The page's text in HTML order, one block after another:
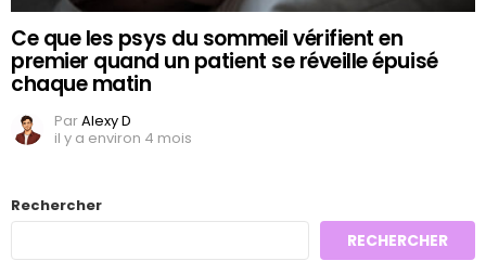
Ce que les psys du sommeil vérifient en
premier quand un patient se réveille épuisé
chaque matin
ParAlexy D
il y a environ 4 mois
Rechercher
RECHERCHER